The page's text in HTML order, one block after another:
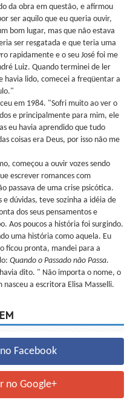
da obra em questão, e afirmou
ser aquilo que eu queria ouvir,
bom lugar, mas que não estava
ser resgatada e que teria uma
rapidamente e o seu José foi me
Luiz. Quando terminei de ler
havia lido, comecei a freqüentar a
em 1984. "Sofri muito ao ver o
e principalmente para mim, ele
eu havia aprendido que tudo
coisas era Deus, por isso não me
começou a ouvir vozes sendo
escrever romances com
passava de uma crise psicótica.
dúvidas, teve sozinha a idéia de
dos seus pensamentos e
Aos poucos a história foi surgindo.
uma história como aquela. Eu
ficou pronta, mandei para a
Quando o Passado não Passa.
dito. " Não importa o nome, o
a escritora Elisa Masselli.
Facebook
no Google+